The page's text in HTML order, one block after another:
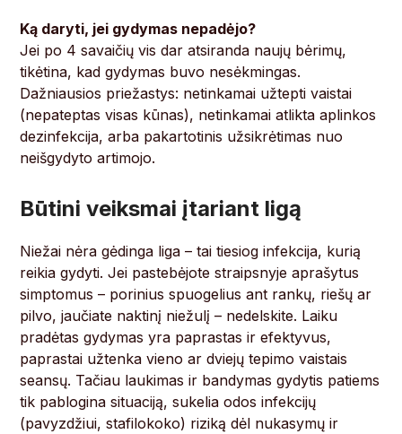
Ką daryti, jei gydymas nepadėjo?
Jei po 4 savaičių vis dar atsiranda naujų bėrimų,
tikėtina, kad gydymas buvo nesėkmingas.
Dažniausios priežastys: netinkamai užtepti vaistai
(nepateptas visas kūnas), netinkamai atlikta aplinkos
dezinfekcija, arba pakartotinis užsikrėtimas nuo
neišgydyto artimojo.
Būtini veiksmai įtariant ligą
Niežai nėra gėdinga liga – tai tiesiog infekcija, kurią
reikia gydyti. Jei pastebėjote straipsnyje aprašytus
simptomus – porinius spuogelius ant rankų, riešų ar
pilvo, jaučiate naktinį niežulį – nedelskite. Laiku
pradėtas gydymas yra paprastas ir efektyvus,
paprastai užtenka vieno ar dviejų tepimo vaistais
seansų. Tačiau laukimas ir bandymas gydytis patiems
tik pablogina situaciją, sukelia odos infekcijų
(pavyzdžiui, stafilokoko) riziką dėl nukasymų ir